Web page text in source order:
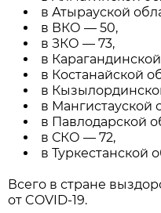
в Атырауской
в ВКО — 50,
в ЗКО — 73,
в
в Костанайской
в
в Мангистауской
в Павлодарской
в СКО — 72,
в Туркестанской
Всего в стране
от COVID-19.